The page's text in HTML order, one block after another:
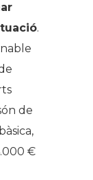
.
de
€